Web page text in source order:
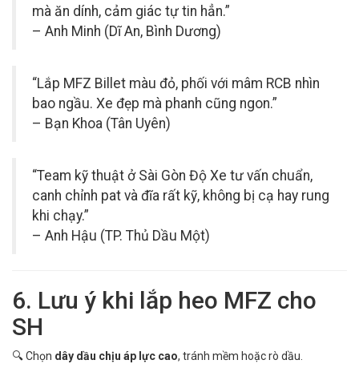
mà ăn dính, cảm giác tự tin hẳn.”
– Anh Minh (Dĩ An, Bình Dương)
“Lắp MFZ Billet màu đỏ, phối với mâm RCB nhìn
bao ngầu. Xe đẹp mà phanh cũng ngon.”
– Bạn Khoa (Tân Uyên)
“Team kỹ thuật ở Sài Gòn Độ Xe tư vấn chuẩn,
canh chỉnh pat và đĩa rất kỹ, không bị cạ hay rung
khi chạy.”
– Anh Hậu (TP. Thủ Dầu Một)
6. Lưu ý khi lắp heo MFZ cho
SH
🔍 Chọn dây dầu chịu áp lực cao, tránh mềm hoặc rò dầu.